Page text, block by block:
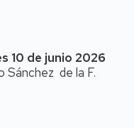
10 de junio 2026
Sánchez de la F.